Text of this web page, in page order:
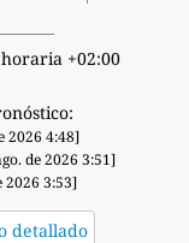
+02:00
2026 4:48]
de 2026 3:51]
2026 3:53]
detallado